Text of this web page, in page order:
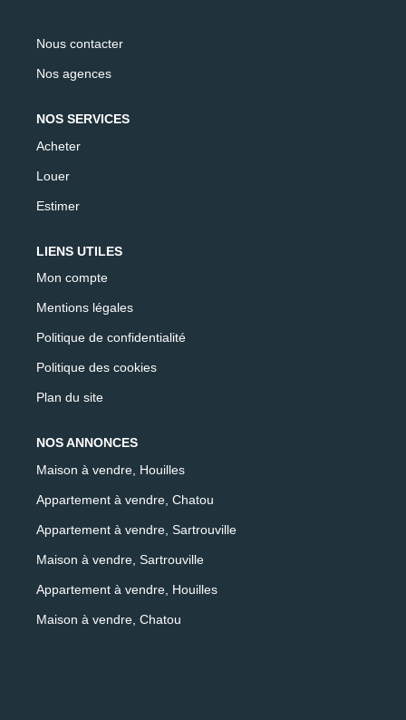
Nous contacter
Nos agences
NOS SERVICES
Acheter
Louer
Estimer
LIENS UTILES
Mon compte
Mentions légales
Politique de confidentialité
Politique des cookies
Plan du site
NOS ANNONCES
Maison à vendre, Houilles
Appartement à vendre, Chatou
Appartement à vendre, Sartrouville
Maison à vendre, Sartrouville
Appartement à vendre, Houilles
Maison à vendre, Chatou